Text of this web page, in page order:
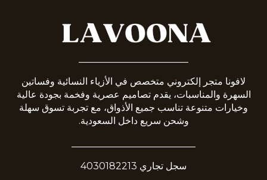
لافونا متجر إلكتروني متخصص في الأزياء النسائية وفساتين
السهرة والمناسبات، يقدم تصاميم عصرية وفخمة بجودة عالية
وخيارات متنوعة تناسب جميع الأذواق، مع تجربة تسوق سهلة
وشحن سريع داخل السعودية.
سجل تجاري 4030182213